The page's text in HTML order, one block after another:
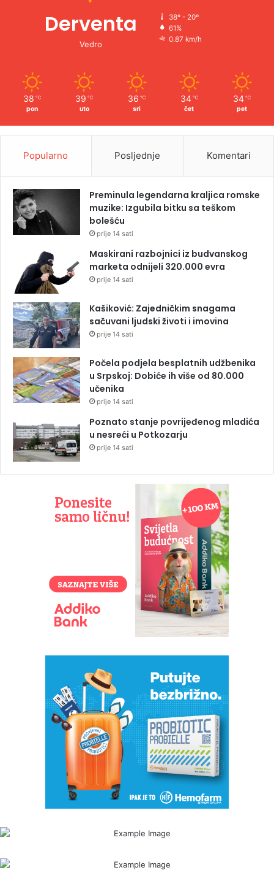
Derventa
Vedro
38º - 20º
61%
0.87 km/h
38 ℃
pon
39 ℃
uto
36 ℃
sri
34 ℃
čet
34 ℃
pet
Popularno Posljednje Komentari
Preminula legendarna kraljica romske
muzike: Izgubila bitku sa teškom
bolešću
prije 14 sati
Maskirani razbojnici iz budvanskog
marketa odnijeli 320.000 evra
prije 14 sati
Kašiković: Zajedničkim snagama
sačuvani ljudski životi i imovina
prije 14 sati
Počela podjela besplatnih udžbenika
u Srpskoj: Dobiće ih više od 80.000
učenika
prije 14 sati
Poznato stanje povrijeđenog mladića
u nesreći u Potkozarju
prije 14 sati